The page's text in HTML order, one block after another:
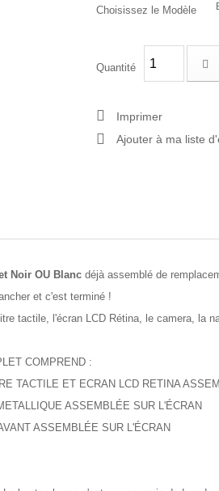
Choisissez le Modèle
Quantité
Imprimer
Ajouter à ma liste
Noir OU Blanc déjà assemblé de
et c'est terminé !
tactile, l'écran LCD Rétina, le camera, la
COMPREND :
TACTILE ET ECRAN LCD RETINA
ASSEMBLÉE SUR L'ÉCRAN
ASSEMBLÉE SUR L'ÉCRAN